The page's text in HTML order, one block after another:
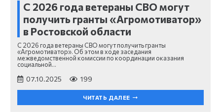
С 2026 года ветераны СВО могут
получить гранты «Агромотиватор»
в Ростовской области
С 2026 года ветераны СВО могут получить гранты
«Агромотиватор». Об этом в ходе заседания
межведомственной комиссии по координации оказания
социальной…
07.10.2025 199
ЧИТАТЬ ДАЛЕЕ